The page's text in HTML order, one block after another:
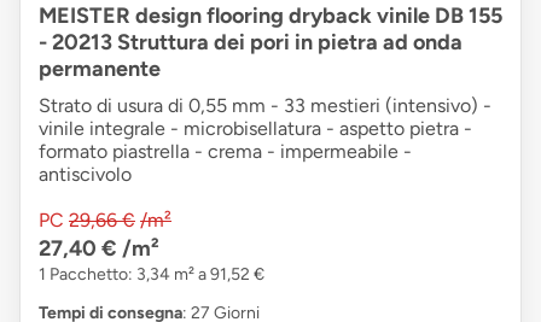
MEISTER design flooring dryback vinile DB 155
- 20213 Struttura dei pori in pietra ad onda
permanente
Strato di usura di 0,55 mm - 33 mestieri (intensivo) -
vinile integrale - microbisellatura - aspetto pietra -
formato piastrella - crema - impermeabile -
antiscivolo
PC 29,66 € /m²
27,40 € /m²
1 Pacchetto: 3,34 m² a 91,52 €
Tempi di consegna: 27 Giorni